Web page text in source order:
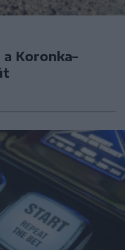
Koronka–